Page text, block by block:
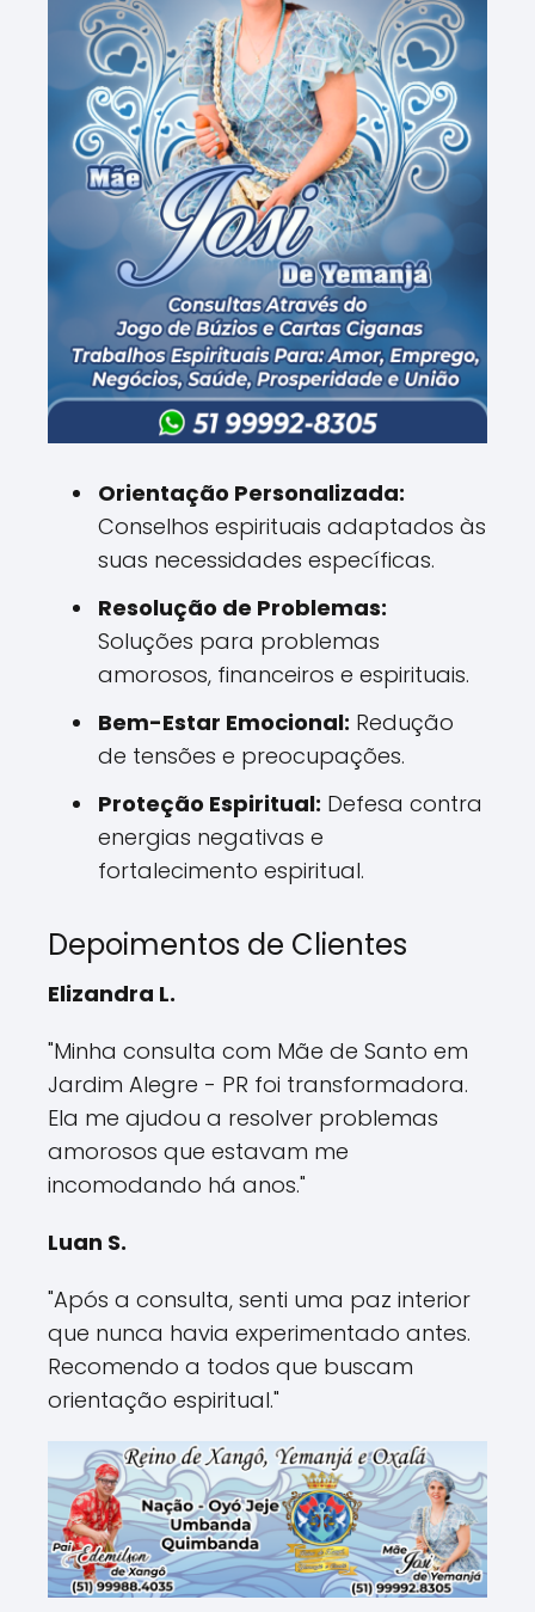
Orientação Personalizada:
Conselhos espirituais adaptados às
suas necessidades específicas.
Resolução de Problemas:
Soluções para problemas
amorosos, financeiros e espirituais.
Bem-Estar Emocional: Redução
de tensões e preocupações.
Proteção Espiritual: Defesa contra
energias negativas e
fortalecimento espiritual.
Depoimentos de Clientes
Elizandra L.
"Minha consulta com Mãe de Santo em
Jardim Alegre - PR foi transformadora.
Ela me ajudou a resolver problemas
amorosos que estavam me
incomodando há anos."
Luan S.
"Após a consulta, senti uma paz interior
que nunca havia experimentado antes.
Recomendo a todos que buscam
orientação espiritual."